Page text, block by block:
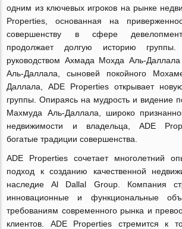
одним из ключевых игроков на рынке
Properties, основанная на
совершенству в сфере
продолжает долгую историю
руководством Ахмада Мохда Аль-
Аль-Даллала, сыновей покойного
Даллала, ADE Properties открывает
группы. Опираясь на мудрость и видение
Махмуда Аль-Даллала, широко
недвижимости и владельца, ADE
богатые традиции совершенства.
ADE Properties сочетает многолетний
подход к созданию качественной
наследие Al Dallal Group. Компания
инновационные и функциональные
требованиям современного рынка и
клиентов. ADE Properties стремится к